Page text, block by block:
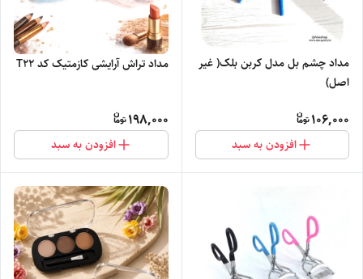
مداد چشم بل مدل کربن بلک( غیر
اصل)
106,000
افزودن به سبد
مداد تراش آرایشی کازمتیک کد T22
198,000
افزودن به سبد